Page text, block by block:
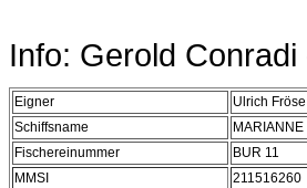
Info: Gerold
Eigner
Ulrich Fröse
Schiffsname
MARIANNE
Fischereinummer
BUR 11
MMSI
211516260